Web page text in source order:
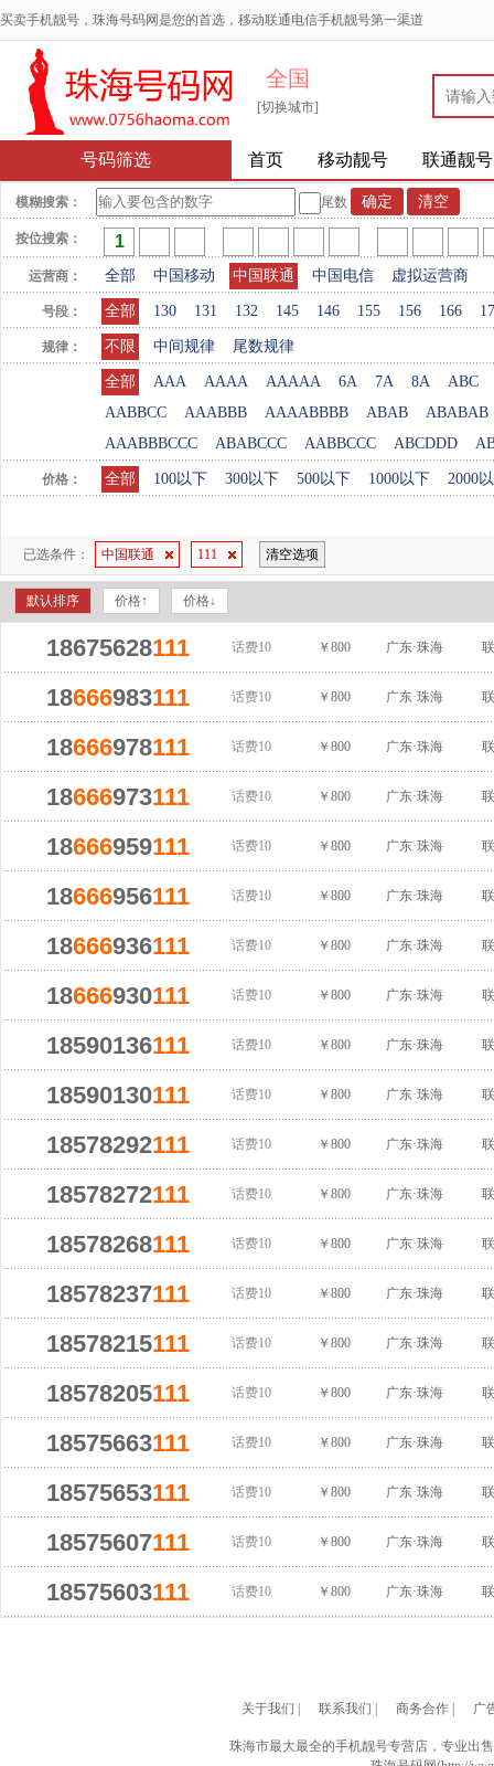
买卖手机靓号，珠海号码网是您的首选，移动联通电信手机靓号第一渠道
全国
[切换城市]
号码筛选 首页 移动靓号 联通靓号
模糊搜索： 尾数
按位搜索：
运营商： 全部 中国移动 中国联通 中国电信 虚拟运营商
号段： 全部 130 131 132 145 146 155 156 166
规律： 不限 中间规律 尾数规律
全部 AAA AAAA AAAAA 6A 7A 8A
ABC
AABBCC
AAABBB AAAABBBB ABAB
ABABAB
AAABBBCCC
ABABCCC AABBCCC ABCDDD
价格： 全部 100以下 300以下 500以下 1000以下 2000
已选条件： 中国联通 111 清空选项
默认排序 价格↑ 价格↓
18675628111 话费10 ￥800 广东·珠海
18666983111 话费10 ￥800 广东·珠海
18666978111 话费10 ￥800 广东·珠海
18666973111 话费10 ￥800 广东·珠海
18666959111 话费10 ￥800 广东·珠海
18666956111 话费10 ￥800 广东·珠海
18666936111 话费10 ￥800 广东·珠海
18666930111 话费10 ￥800 广东·珠海
18590136111 话费10 ￥800 广东·珠海
18590130111 话费10 ￥800 广东·珠海
18578292111 话费10 ￥800 广东·珠海
18578272111 话费10 ￥800 广东·珠海
18578268111 话费10 ￥800 广东·珠海
18578237111 话费10 ￥800 广东·珠海
18578215111 话费10 ￥800 广东·珠海
18578205111 话费10 ￥800 广东·珠海
18575663111 话费10 ￥800 广东·珠海
18575653111 话费10 ￥800 广东·珠海
18575607111 话费10 ￥800 广东·珠海
18575603111 话费10 ￥800 广东·珠海
关于我们 联系我们 商务合作| 广
珠海市最大最全的手机靓号专营店，专业出